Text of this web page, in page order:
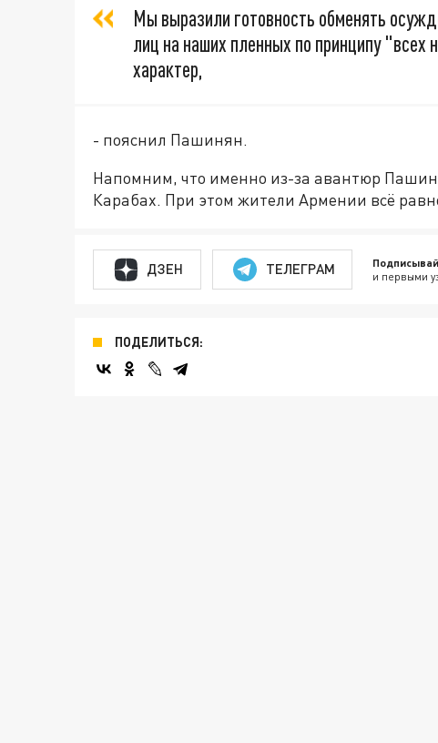
Мы выразили готовность обменять
лиц на наших пленных по принципу "всех
характер,
- пояснил Пашинян.
Напомним, что именно из-за авантюр
Карабах. При этом жители Армении всё
ДЗЕН ТЕЛЕГРАМ и первыми
ПОДЕЛИТЬСЯ: